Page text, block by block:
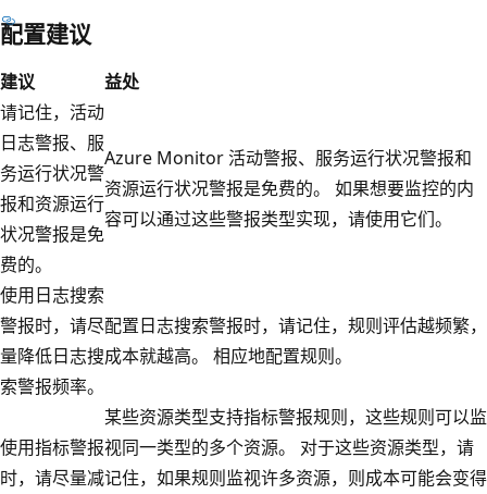
配置建议
建议
益处
请记住，活动
日志警报、服
务运行状况警
报和资源运行
状况警报是免
费的。
Azure Monitor 活动警报、服务运行状况警报和
资源运行状况警报是免费的。 如果想要监控的内
容可以通过这些警报类型实现，请使用它们。
使用日志搜索
警报时，请尽
量降低日志搜
索警报频率。
配置日志搜索警报时，请记住，规则评估越频繁，
成本就越高。 相应地配置规则。
使用指标警报
时，请尽量减
某些资源类型支持指标警报规则，这些规则可以监
视同一类型的多个资源。 对于这些资源类型，请
记住，如果规则监视许多资源，则成本可能会变得